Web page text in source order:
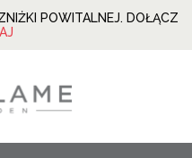
POWITALNEJ. DOŁĄCZ